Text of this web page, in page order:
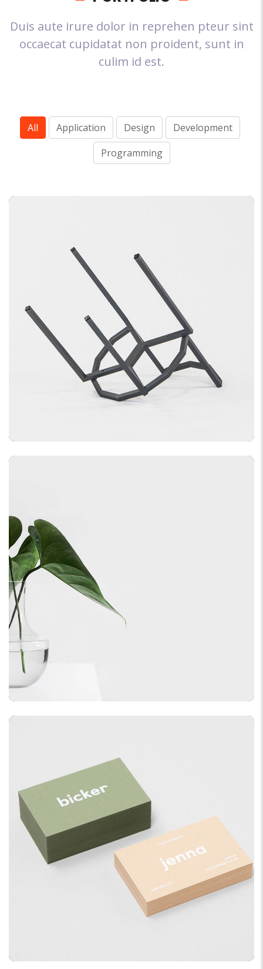
Duis aute irure dolor in reprehen pteur sint
occaecat cupidatat non proident, sunt in
culim id est.
All Application Design
Development
Programming
PROGRAMMING
DESIGN